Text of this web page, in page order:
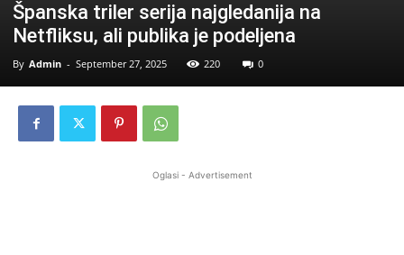
Španska triler serija najgledanija na
Netfliksu, ali publika je podeljena
By Admin - September 27, 2025 220 0
Oglasi - Advertisement